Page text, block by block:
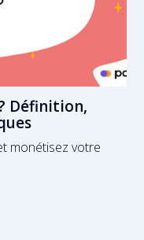
Définition,
monétisez votre